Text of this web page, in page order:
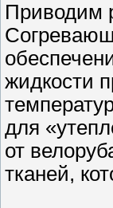
Приводим
жидкости
для
от
тканей,